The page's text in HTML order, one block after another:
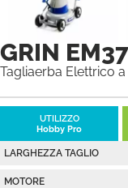
GRIN EM37
Tagliaerba Elettrico
UTILIZZO
Hobby Pro
LARGHEZZA TAGLIO
MOTORE